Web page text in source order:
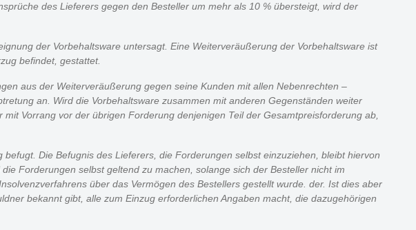
des Lieferers gegen den Besteller um mehr als 10 % übersteigt, wird der
der Vorbehaltsware untersagt. Eine Weiterveräußerung der Vorbehaltsware ist
befindet, gestattet.
aus der Weiterveräußerung gegen seine Kunden mit allen Nebenrechten –
an. Wird die Vorbehaltsware zusammen mit anderen Gegenständen weiter
Vorrang vor der übrigen Forderung denjenigen Teil der Gesamtpreisforderung ab,
Die Befugnis des Lieferers, die Forderungen selbst einzuziehen, bleibt hiervon
Forderungen selbst geltend zu machen, solange sich der Besteller nicht im
über das Vermögen des Bestellers gestellt wurde. der. Ist dies aber
bekannt gibt, alle zum Einzug erforderlichen Angaben macht, die dazugehörigen